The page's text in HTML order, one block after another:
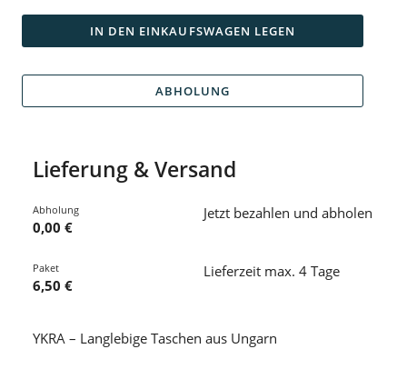
IN DEN EINKAUFSWAGEN LEGEN
ABHOLUNG
Lieferung & Versand
Abholung
0,00 €
Jetzt bezahlen und abholen
Paket
6,50 €
Lieferzeit max. 4 Tage
YKRA – Langlebige Taschen aus Ungarn